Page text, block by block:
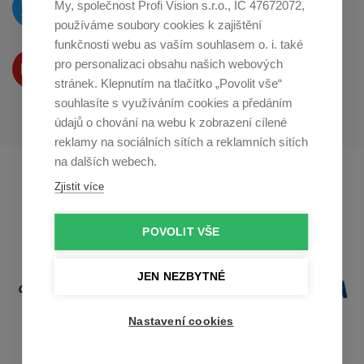
naTwitteru
Produkty Vám představujeme
na Youtube
Profikuchar.sk
My, společnost Profi Vision s.r.o., IČ 47672072,
používáme soubory cookies k zajištění
funkčnosti webu as vaším souhlasem o. i. také
pro personalizaci obsahu našich webových
stránek. Klepnutím na tlačítko „Povolit vše“
souhlasíte s využíváním cookies a předáním
údajů o chování na webu k zobrazení cílené
reklamy na sociálních sítích a reklamních sítích
na dalších webech.
Zjistit více
POVOLIT VŠE
JEN NEZBYTNÉ
Nastavení cookies